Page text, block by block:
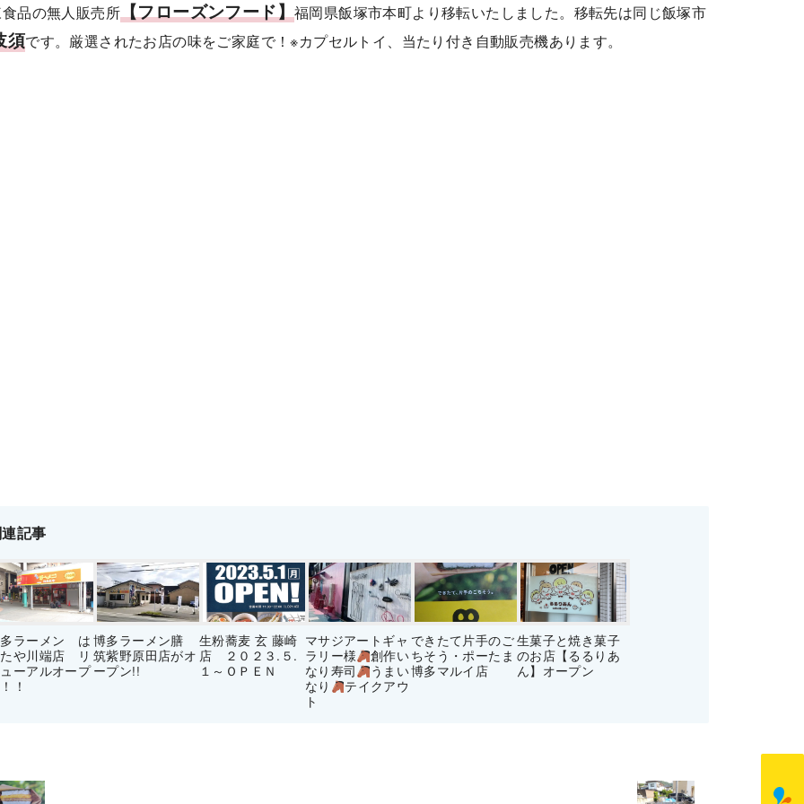
品の無人販売所【フローズンフード】福岡県飯塚市本町より移転いたしました。移転先は同じ飯塚市
須です。厳選されたお店の味をご家庭で！※カプセルトイ、当たり付き自動販売機あります。
記事
ラーメン は
や川端店 リ
ーアルオープ
！
博多ラーメン膳
筑紫野原田店がオ
ープン!!
生粉蕎麦 玄 藤崎
店 ２０２３.５.
１～ＯＰＥＮ
マサジアートギャ
ラリー様
創作い
なり寿司
うまい
なり
テイクアウ
ト
できたて片手のご
ちそう・ポーたま
博多マルイ店
生菓子と焼き菓子
のお店【るるりあ
ん】オープン